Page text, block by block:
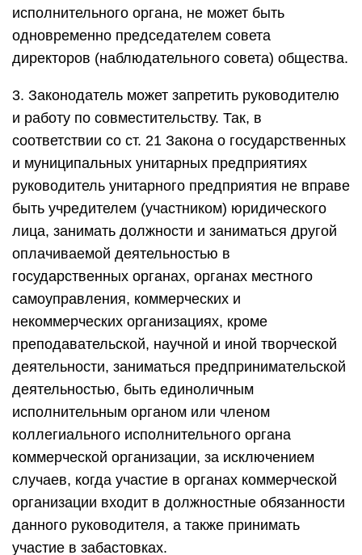
исполнительного органа, не может быть
одновременно председателем совета
директоров (наблюдательного совета) общества.
3. Законодатель может запретить руководителю
и работу по совместительству. Так, в
соответствии со ст. 21 Закона о государственных
и муниципальных унитарных предприятиях
руководитель унитарного предприятия не вправе
быть учредителем (участником) юридического
лица, занимать должности и заниматься другой
оплачиваемой деятельностью в
государственных органах, органах местного
самоуправления, коммерческих и
некоммерческих организациях, кроме
преподавательской, научной и иной творческой
деятельности, заниматься предпринимательской
деятельностью, быть единоличным
исполнительным органом или членом
коллегиального исполнительного органа
коммерческой организации, за исключением
случаев, когда участие в органах коммерческой
организации входит в должностные обязанности
данного руководителя, а также принимать
участие в забастовках.